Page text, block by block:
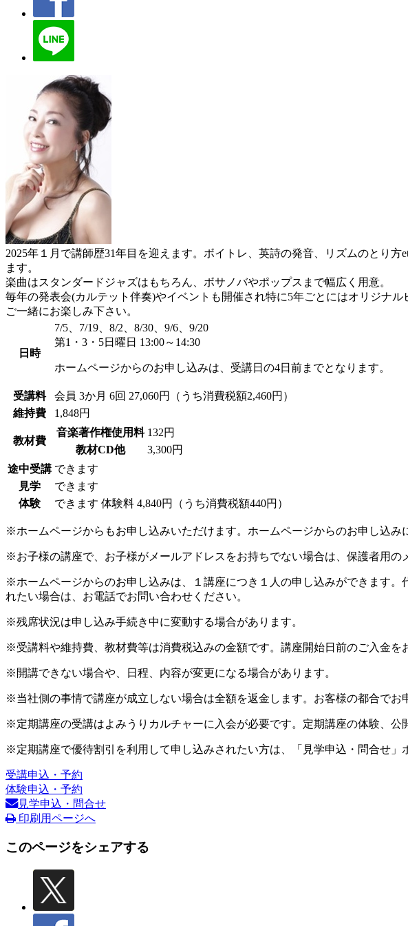
2025年１月で講師歴31年目を迎えます。ボイトレ、英詩の発音、リズムのとり
ます。
楽曲はスタンダードジャズはもちろん、ボサノバやポップスまで幅広く用意。
毎年の発表会(カルテット伴奏)やイベントも開催され特に5年ごとにはオリジナル
ご一緒にお楽しみ下さい。
日時
7/5、7/19、8/2、8/30、9/6、9/20
第1・3・5日曜日 13:00～14:30
ホームページからのお申し込みは、受講日の4日前までとなります。
受講料 会員 3か月 6回 27,060円（うち消費税額2,460円）
維持費
1,848円
教材費
音楽著作権使用料 132円
教材CD他
3,300円
途中受講 できます
見学
できます
体験
できます 体験料 4,840円（うち消費税額440円）
※ホームページからもお申し込みいただけます。ホームページからのお申し込み
※お子様の講座で、お子様がメールアドレスをお持ちでない場合は、保護者用の
※ホームページからのお申し込みは、１講座につき１人の申し込みができます
れたい場合は、お電話でお問い合わせください。
※残席状況は申し込み手続き中に変動する場合があります。
※受講料や維持費、教材費等は消費税込みの金額です。講座開始日前のご入金を
※開講できない場合や、日程、内容が変更になる場合があります。
※当社側の事情で講座が成立しない場合は全額を返金します。お客様の都合でお
※定期講座の受講はよみうりカルチャーに入会が必要です。定期講座の体験、公
※定期講座で優待割引を利用して申し込みされたい方は、「見学申込・問合せ」
受講申込・予約
体験申込・予約
見学申込・問合せ
印刷用ページへ
このページをシェアする